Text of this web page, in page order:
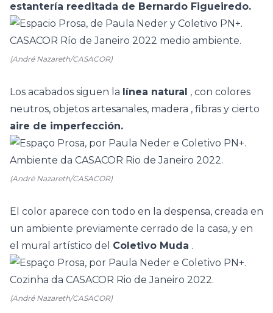
estantería reeditada de Bernardo Figueiredo.
(André Nazareth/CASACOR)
Los acabados siguen la línea natural , con colores
neutros, objetos artesanales, madera , fibras y cierto
aire de imperfección.
(André Nazareth/CASACOR)
El color aparece con todo en la despensa, creada en
un ambiente previamente cerrado de la casa, y en
el mural artístico del Coletivo Muda .
(André Nazareth/CASACOR)